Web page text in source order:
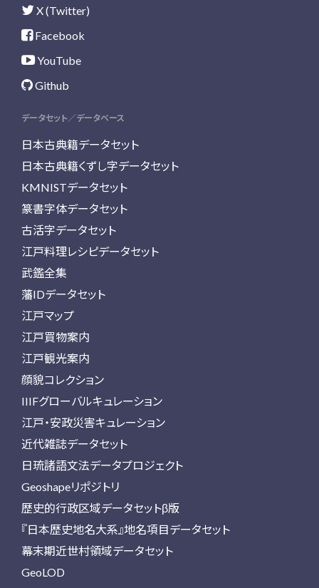
X (Twitter)
Facebook
YouTube
Github
データセット／データベース
日本古典籍データセット
日本古典籍くずし字データセット
KMNISTデータセット
篆書字体データセット
古活字データセット
江戸料理レシピデータセット
武鑑全集
藩IDデータセット
江戸マップ
江戸買物案内
江戸観光案内
顔貌コレクション
IIIFグローバルキュレーション
江戸・安政災害キュレーション
近代雑誌データセット
日琉諸語文法データプロジェクト
Geoshapeリポジトリ
歴史的行政区域データセットβ版
『日本歴史地名大系』地名項目データセット
幕末期近世村領域データセット
GeoLOD